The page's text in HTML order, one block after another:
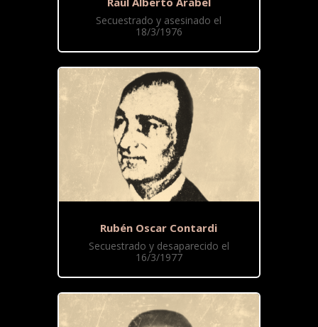
Secuestrado y asesinado el
18/3/1976
Rubén Oscar Contardi
Secuestrado y desaparecido el
16/3/1977